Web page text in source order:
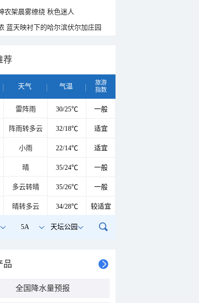
农架晨雾缭绕 秋色迷人
蓝天映衬下的哈尔滨伏尔加庄园
荐
天气 气温
旅游
指数
雷阵雨 30/25℃ 一般
阵雨转多云 32/18℃ 适宜
小雨 22/14℃ 适宜
晴 35/24℃ 一般
多云转晴 35/26℃ 一般
晴转多云 34/28℃ 较适宜
5A 天坛公园
品
全国降水量预报